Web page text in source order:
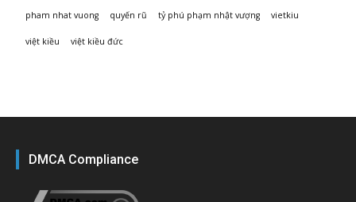
pham nhat vuong quyến rũ tỷ phú phạm nhật vượng vietkiu
việt kiều việt kiều đức
DMCA Compliance